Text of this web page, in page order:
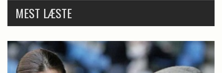
MEST LÆSTE